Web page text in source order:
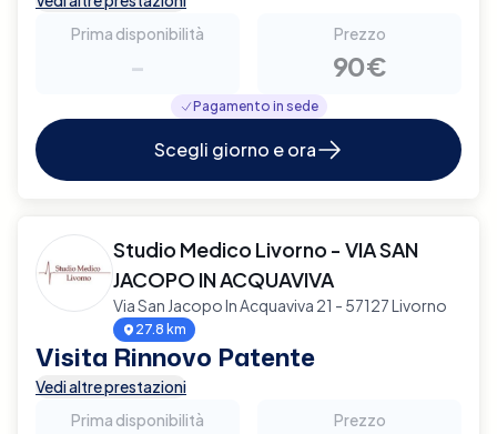
Prima disponibilità
-
Prezzo
90€
Pagamento in sede
Scegli giorno e ora
Studio Medico Livorno - VIA SAN
JACOPO IN ACQUAVIVA
Via San Jacopo In Acquaviva 21 - 57127 Livorno
27.8 km
Visita Rinnovo Patente
Vedi altre prestazioni
Prima disponibilità
Prezzo